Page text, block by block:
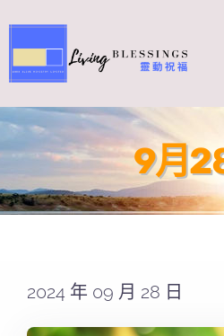
to
content
關於我們
奉獻支持
Search
9月
2024 年 09 月 28 日